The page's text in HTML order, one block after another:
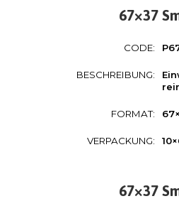
67×37
CODE:
BESCHREIBUNG:
FORMAT:
VERPACKUNG:
67×37